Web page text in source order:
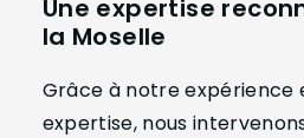
Une expertise
la Moselle
Grâce à notre expérience
expertise, nous